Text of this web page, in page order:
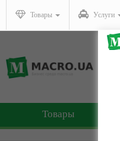
Товары Услуги
Товары